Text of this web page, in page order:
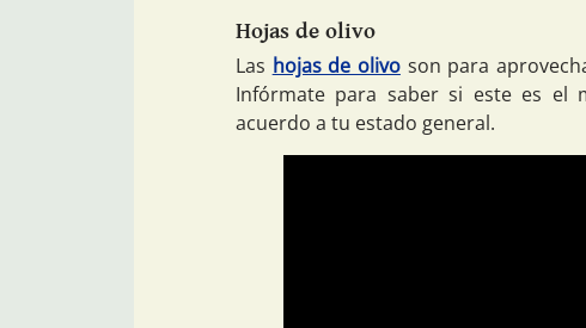
Hojas de olivo
Las hojas de olivoson para
Infórmate para saber si este es el
acuerdo a tu estado general.